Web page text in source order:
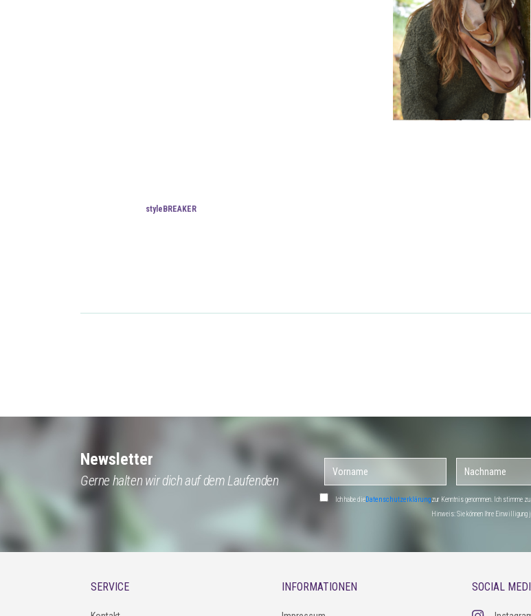
styleBREAKER
Newsletter
Gerne halten wir dich auf dem Laufenden
Ich habe dieDatenschutzerklärungzur Kenntnis genommen. Ich stimme
Hinweis: Sie können Ihre
SERVICE INFORMATIONEN SOCIAL